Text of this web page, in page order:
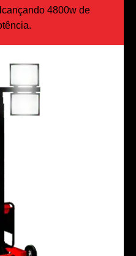
4800w de